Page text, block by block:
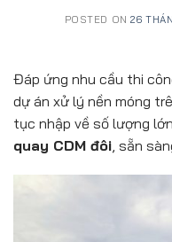
POSTED ON26
Đáp ứng nhu cầu thi
dự án xử lý nền móng
tục nhập về số lượng lớn
quay CDM đôi , sẵn